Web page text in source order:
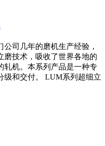
司几年的磨机生产经验，
磨技术，吸收了世界各地的
轧机。本系列产品是一种专
级和交付。 LUM系列超细立